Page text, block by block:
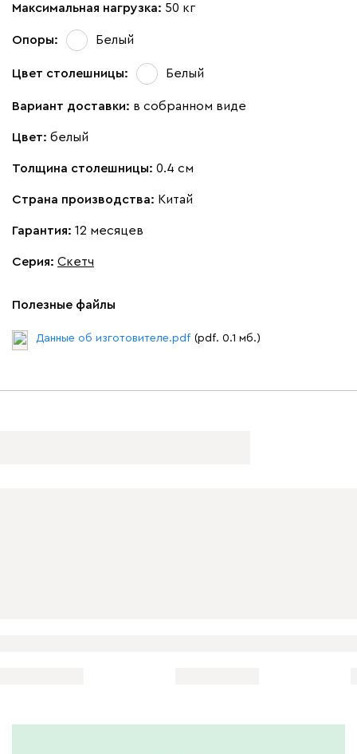
Максимальная нагрузка: 50 кг
Опоры: Белый
Цвет столешницы: Белый
Вариант доставки: в собранном виде
Цвет: белый
Толщина столешницы: 0.4 см
Страна производства: Китай
Гарантия: 12 месяцев
Серия: Скетч
Полезные файлы
Данные об изготовителе.pdf (pdf. 0.1 мб.)